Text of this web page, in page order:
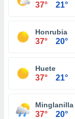
37° 21°
Honrubia
37° 20°
Huete
37° 21°
Minglanilla
37° 20°